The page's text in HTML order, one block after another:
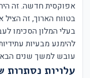
בטווח הארוך, זה הציל
להימנע מבעיות
עובש למשך שנים
עלויות נסתרות